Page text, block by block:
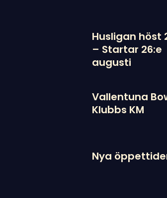
Husligan höst
– Startar 26:e
augusti
Vallentuna
Klubbs KM
Nya